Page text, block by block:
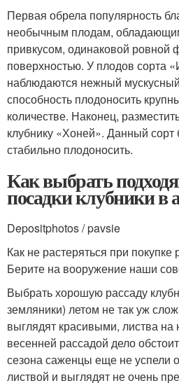
Первая обрела популярность
необычным плодам,
привкусом, одинаковой ровной
поверхностью. У плодов сорта
наблюдаются нежный
способность плодоносить
количестве. Наконец,
клубнику «Хоней». Данный сорт
стабильно плодоносить.
Как выбрать
посадки клубники в
Depositphotos / pavsie
Как не растеряться при покупке
Берите на вооружение наши
Выбрать хорошую рассаду
земляники) летом не так уж
выглядят красивыми, листва
весенней рассадой дело
сезона саженцы еще не успели
листвой и выглядят не очень